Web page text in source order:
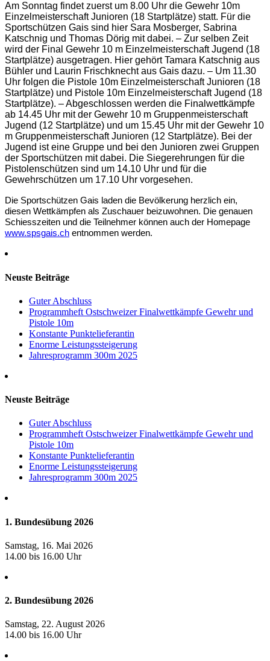
Am Sonntag findet zuerst um 8.00 Uhr die Gewehr 10m
Einzelmeisterschaft Junioren (18 Startplätze) statt. Für die
Sportschützen Gais sind hier Sara Mosberger, Sabrina
Katschnig und Thomas Dörig mit dabei. – Zur selben Zeit
wird der Final Gewehr 10 m Einzelmeisterschaft Jugend (18
Startplätze) ausgetragen. Hier gehört Tamara Katschnig aus
Bühler und Laurin Frischknecht aus Gais dazu. – Um 11.30
Uhr folgen die Pistole 10m Einzelmeisterschaft Junioren (18
Startplätze) und Pistole 10m Einzelmeisterschaft Jugend (18
Startplätze). – Abgeschlossen werden die Finalwettkämpfe
ab 14.45 Uhr mit der Gewehr 10 m Gruppenmeisterschaft
Jugend (12 Startplätze) und um 15.45 Uhr mit der Gewehr 10
m Gruppenmeisterschaft Junioren (12 Startplätze). Bei der
Jugend ist eine Gruppe und bei den Junioren zwei Gruppen
der Sportschützen mit dabei. Die Siegerehrungen für die
Pistolenschützen sind um 14.10 Uhr und für die
Gewehrschützen um 17.10 Uhr vorgesehen.
Die Sportschützen Gais laden die Bevölkerung herzlich ein,
diesen Wettkämpfen als Zuschauer beizuwohnen. Die genauen
Schiesszeiten und die Teilnehmer können auch der Homepage
www.spsgais.ch entnommen werden.
Neuste Beiträge
Guter Abschluss
Programmheft Ostschweizer Finalwettkämpfe Gewehr und
Pistole 10m
Konstante Punktelieferantin
Enorme Leistungssteigerung
Jahresprogramm 300m 2025
Neuste Beiträge
Guter Abschluss
Programmheft Ostschweizer Finalwettkämpfe Gewehr und
Pistole 10m
Konstante Punktelieferantin
Enorme Leistungssteigerung
Jahresprogramm 300m 2025
1. Bundesübung 2026
Samstag, 16. Mai 2026
14.00 bis 16.00 Uhr
2. Bundesübung 2026
Samstag, 22. August 2026
14.00 bis 16.00 Uhr